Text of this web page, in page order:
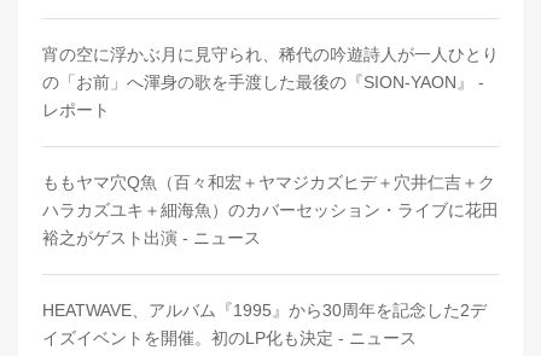
宵の空に浮かぶ月に見守られ、稀代の吟遊詩人が一人ひとり
の「お前」へ渾身の歌を手渡した最後の『SION-YAON』 -
レポート
ももヤマ穴Q魚（百々和宏＋ヤマジカズヒデ＋穴井仁吉＋ク
ハラカズユキ＋細海魚）のカバーセッション・ライブに花田
裕之がゲスト出演 - ニュース
HEATWAVE、アルバム『1995』から30周年を記念した2デ
イズイベントを開催。初のLP化も決定 - ニュース